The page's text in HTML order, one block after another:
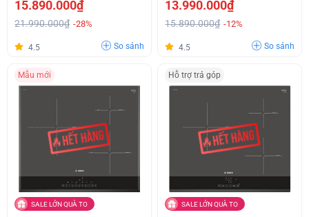
15.890.000₫
21.990.000₫ -28%
4.5 So sánh
13.990.000₫
15.890.000₫ -12%
4.5 So sánh
Mẫu mới
SALE LỚN QUÀ TO
Hỗ trợ trả góp
SALE LỚN QUÀ TO